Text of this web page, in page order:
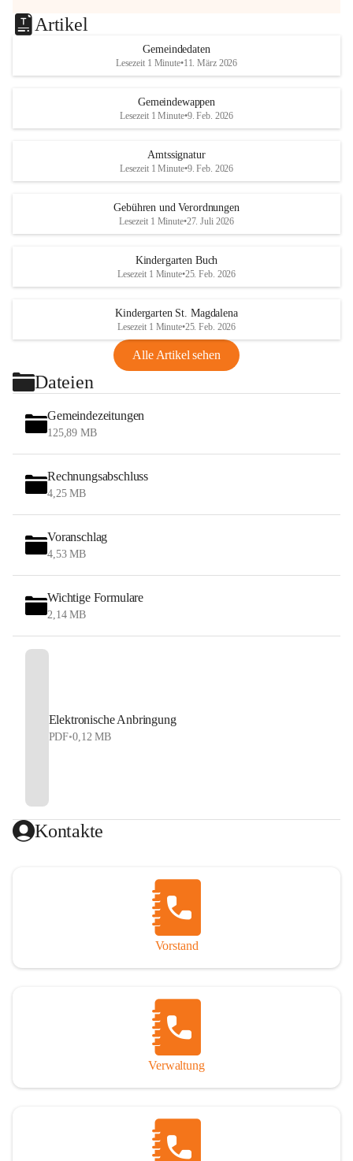
Artikel
Gemeindedaten
Lesezeit 1 Minute•11. März 2026
Gemeindewappen
Lesezeit 1 Minute•9. Feb. 2026
Amtssignatur
Lesezeit 1 Minute•9. Feb. 2026
Gebühren und Verordnungen
Lesezeit 1 Minute•27. Juli 2026
Kindergarten Buch
Lesezeit 1 Minute•25. Feb. 2026
Kindergarten St. Magdalena
Lesezeit 1 Minute•25. Feb. 2026
Alle Artikel sehen
Dateien
Gemeindezeitungen
125,89 MB
Rechnungsabschluss
4,25 MB
Voranschlag
4,53 MB
Wichtige Formulare
2,14 MB
Elektronische Anbringung
PDF•0,12 MB
Kontakte
Vorstand
Verwaltung